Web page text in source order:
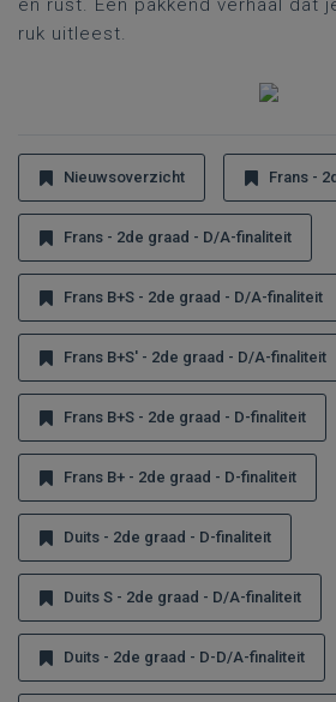
en rust. Een pakkend verhaal dat
ruk uitleest.
Nieuwsoverzicht Frans -
Frans - 2de graad - D/A-finaliteit
Frans B+S - 2de graad - D/A-finaliteit
Frans B+S' - 2de graad - D/A-finaliteit
Frans B+S - 2de graad - D-finaliteit
Frans B+ - 2de graad - D-finaliteit
Duits - 2de graad - D-finaliteit
Duits S - 2de graad - D/A-finaliteit
Duits - 2de graad - D-D/A-finaliteit